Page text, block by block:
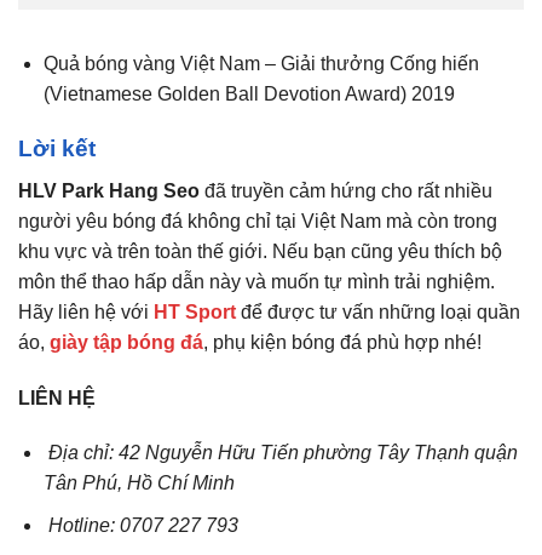
Quả bóng vàng Việt Nam – Giải thưởng Cống hiến
(Vietnamese Golden Ball Devotion Award) 2019
Lời kết
HLV Park Hang Seo đã truyền cảm hứng cho rất nhiều
người yêu bóng đá không chỉ tại Việt Nam mà còn trong
khu vực và trên toàn thế giới. Nếu bạn cũng yêu thích bộ
môn thể thao hấp dẫn này và muốn tự mình trải nghiệm.
Hãy liên hệ với HT Sport để được tư vấn những loại quần
áo, giày tập bóng đá, phụ kiện bóng đá phù hợp nhé!
LIÊN HỆ
Địa chỉ: 42 Nguyễn Hữu Tiến phường Tây Thạnh quận
Tân Phú, Hồ Chí Minh
Hotline: 0707 227 793